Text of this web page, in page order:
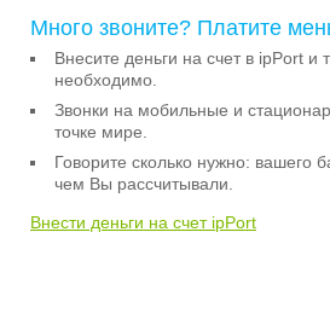
Много звоните? Платите
Внесите деньги на счет в ipPort и
необходимо.
Звонки на мобильные и
точке мире.
Говорите сколько нужно: вашего
чем Вы рассчитывали.
Внести деньги на счет ipPort